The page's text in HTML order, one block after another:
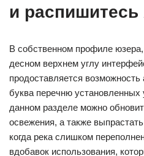
и
В собственном профиле
десном верхнем углу
продоставляется возможность
буква перечню
данном разделе можно
освежения, а также
когда река слишком
вдобавок использования,